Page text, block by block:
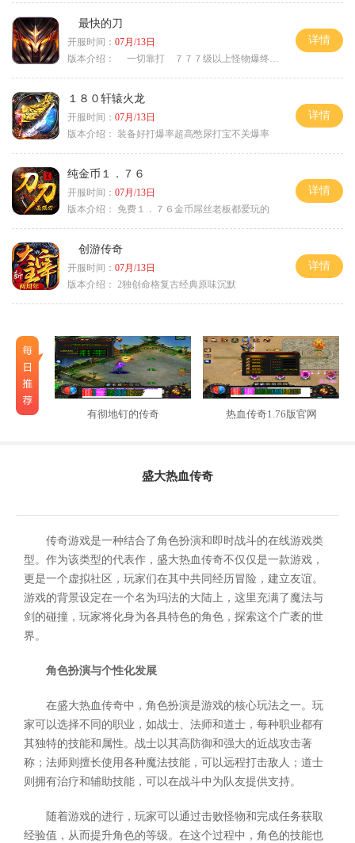
最快的刀
开服时间： 07月/13日
版本介绍：
一切靠打 ７７７级以上怪物爆终极
详情
１８０轩辕火龙
开服时间： 07月/13日
版本介绍： 装备好打爆率超高憋尿打宝不关爆率
详情
纯金币１．７６
开服时间： 07月/13日
版本介绍： 免费１．７６金币屌丝老板都爱玩的
详情
创游传奇
开服时间： 07月/13日
版本介绍： 2独创命格复古经典原味沉默
详情
有彻地钉的传奇 热血传奇1.76版官网
盛大热血传奇
传奇游戏是一种结合了角色扮演和即时战斗的在线游戏类
型。作为该类型的代表作，盛大热血传奇不仅仅是一款游戏，
更是一个虚拟社区，玩家们在其中共同经历冒险，建立友谊。
游戏的背景设定在一个名为玛法的大陆上，这里充满了魔法与
剑的碰撞，玩家将化身为各具特色的角色，探索这个广袤的世
界。
角色扮演与个性化发展
在盛大热血传奇中，角色扮演是游戏的核心玩法之一。玩
家可以选择不同的职业，如战士、法师和道士，每种职业都有
其独特的技能和属性。战士以其高防御和强大的近战攻击著
称；法师则擅长使用各种魔法技能，可以远程打击敌人；道士
则拥有治疗和辅助技能，可以在战斗中为队友提供支持。
随着游戏的进行，玩家可以通过击败怪物和完成任务获取
经验值，从而提升角色的等级。在这个过程中，角色的技能也